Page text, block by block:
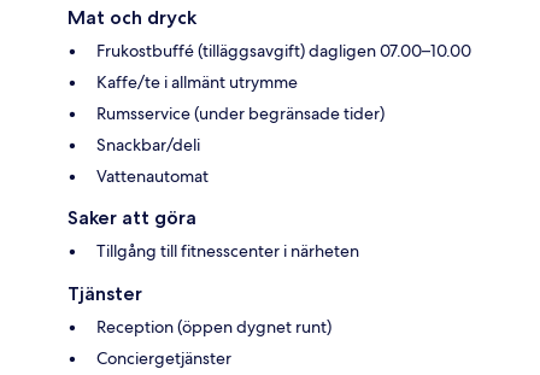
Mat och dryck
Frukostbuffé (tilläggsavgift) dagligen 07.00–10.00
Kaffe/te i allmänt utrymme
Rumsservice (under begränsade tider)
Snackbar/deli
Vattenautomat
Saker att göra
Tillgång till fitnesscenter i närheten
Tjänster
Reception (öppen dygnet runt)
Conciergetjänster